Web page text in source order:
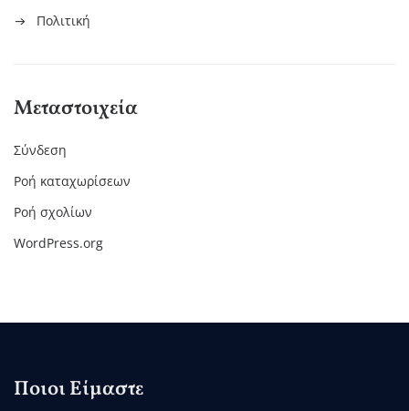
Πολιτική
Μεταστοιχεία
Σύνδεση
Ροή καταχωρίσεων
Ροή σχολίων
WordPress.org
Ποιοι Είμαστε